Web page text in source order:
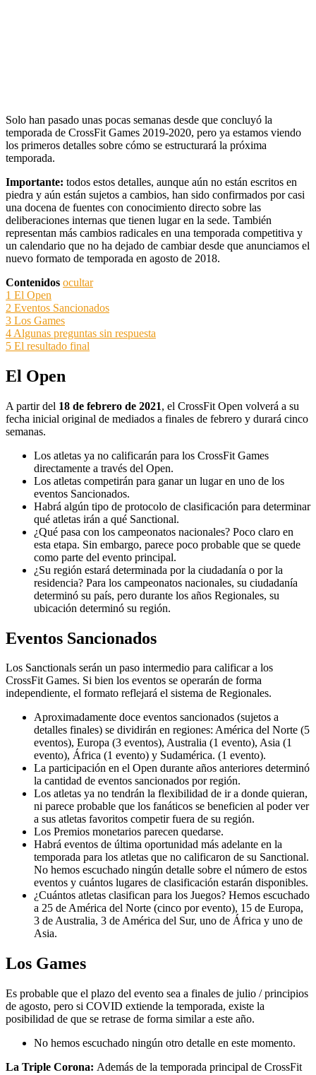
Solo han pasado unas pocas semanas desde que concluyó la
temporada de CrossFit Games 2019-2020, pero ya estamos viendo
los primeros detalles sobre cómo se estructurará la próxima
temporada.
Importante: todos estos detalles, aunque aún no están escritos en
piedra y aún están sujetos a cambios, han sido confirmados por casi
una docena de fuentes con conocimiento directo sobre las
deliberaciones internas que tienen lugar en la sede. También
representan más cambios radicales en una temporada competitiva y
un calendario que no ha dejado de cambiar desde que anunciamos el
nuevo formato de temporada en agosto de 2018.
Contenidos ocultar
1 El Open
2 Eventos Sancionados
3 Los Games
4 Algunas preguntas sin respuesta
5 El resultado final
El Open
A partir del 18 de febrero de 2021, el CrossFit Open volverá a su
fecha inicial original de mediados a finales de febrero y durará cinco
semanas.
Los atletas ya no calificarán para los CrossFit Games
directamente a través del Open.
Los atletas competirán para ganar un lugar en uno de los
eventos Sancionados.
Habrá algún tipo de protocolo de clasificación para determinar
qué atletas irán a qué Sanctional.
¿Qué pasa con los campeonatos nacionales? Poco claro en
esta etapa. Sin embargo, parece poco probable que se quede
como parte del evento principal.
¿Su región estará determinada por la ciudadanía o por la
residencia? Para los campeonatos nacionales, su ciudadanía
determinó su país, pero durante los años Regionales, su
ubicación determinó su región.
Eventos Sancionados
Los Sanctionals serán un paso intermedio para calificar a los
CrossFit Games. Si bien los eventos se operarán de forma
independiente, el formato reflejará el sistema de Regionales.
Aproximadamente doce eventos sancionados (sujetos a
detalles finales) se dividirán en regiones: América del Norte (5
eventos), Europa (3 eventos), Australia (1 evento), Asia (1
evento), África (1 evento) y Sudamérica. (1 evento).
La participación en el Open durante años anteriores determinó
la cantidad de eventos sancionados por región.
Los atletas ya no tendrán la flexibilidad de ir a donde quieran,
ni parece probable que los fanáticos se beneficien al poder ver
a sus atletas favoritos competir fuera de su región.
Los Premios monetarios parecen quedarse.
Habrá eventos de última oportunidad más adelante en la
temporada para los atletas que no calificaron de su Sanctional.
No hemos escuchado ningún detalle sobre el número de estos
eventos y cuántos lugares de clasificación estarán disponibles.
¿Cuántos atletas clasifican para los Juegos? Hemos escuchado
a 25 de América del Norte (cinco por evento), 15 de Europa,
3 de Australia, 3 de América del Sur, uno de África y uno de
Asia.
Los Games
Es probable que el plazo del evento sea a finales de julio / principios
de agosto, pero si COVID extiende la temporada, existe la
posibilidad de que se retrase de forma similar a este año.
No hemos escuchado ningún otro detalle en este momento.
La Triple Corona: Además de la temporada principal de CrossFit